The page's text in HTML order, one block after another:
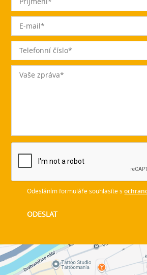
Odesláním formuláře souhlasíte s